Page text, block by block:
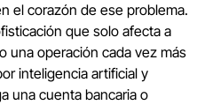
el corazón de ese problema.
que solo afecta a
una operación cada vez más
inteligencia artificial y
una cuenta bancaria o